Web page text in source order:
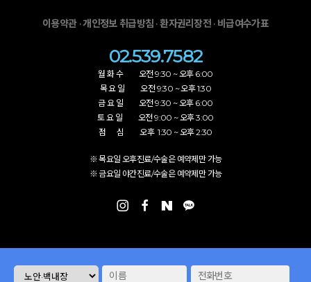
이용약관·개인정보 취급방침 ·환자권리장전 · 비급여수가표
02.539.7582
월 화 수 오전 9:30 ~ 오후 6:00
목 요 일 오전 9:30 ~ 오후 1:30
금 요 일 오전 9:30 ~ 오후 6:00
토 요 일 오전 9:00 ~ 오후 3:00
점 심 오후 1:30 ~ 오후 2:30
※ 목요일 오후진료/수술은 예약제만 가능
※ 금요일 야간진료/수술은 예약제만 가능